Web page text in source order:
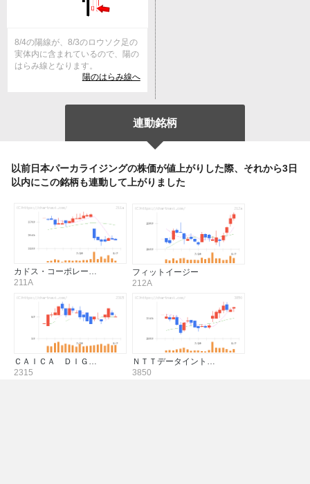
8/4の陽線が、8/3のロウソク足の
実体内に含まれているので、陽の
はらみ線となります。
陽のはらみ線へ
連動銘柄
以前日本パーカライジングの株価が値上がりした際、それから3日
以内にこの銘柄も連動して上がりました
カドス・コーポレー…
211A
フィットイージー
212A
ＣＡＩＣＡ ＤＩＧ…
2315
ＮＴＴデータイント…
3850